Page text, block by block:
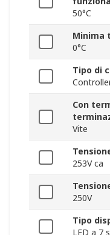
50°C
Minima
0°C
Tipo di
Con
Vite
253V ca
250V
Tipo
LED a 7